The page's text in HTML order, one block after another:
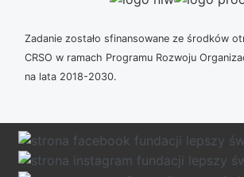
Zadanie zostało sfinansowane ze środków
CRSO w ramach Programu Rozwoju
na lata 2018-2030.